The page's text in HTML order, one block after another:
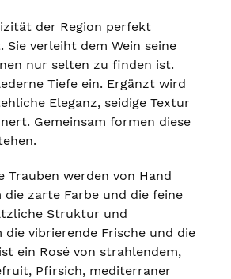
der Region perfekt
verleiht dem Wein seine
nur selten zu finden ist.
Tiefe ein. Ergänzt wird
Eleganz, seidige Textur
Gemeinsam formen diese
werden von Hand
zarte Farbe und die feine
Struktur und
vibrierende Frische und die
ein Rosé von strahlendem,
Pfirsich, mediterraner